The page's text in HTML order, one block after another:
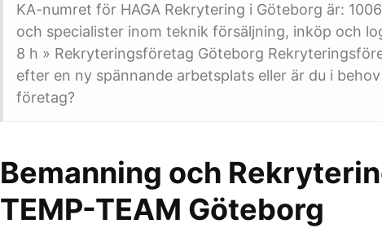
KA-numret för HAGA Rekrytering i Göteborg är:
och specialister inom teknik försäljning, inköp och
8 h » Rekryteringsföretag Göteborg
efter en ny spännande arbetsplats eller är du i
företag?
Bemanning och
TEMP-TEAM Göteborg